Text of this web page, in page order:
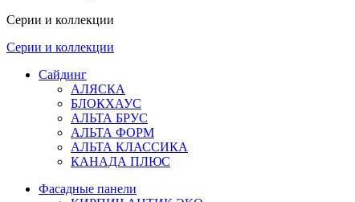
Серии и коллекции
Серии и коллекции
Сайдинг
АЛЯСКА
БЛОКХАУС
АЛЬТА БРУС
АЛЬТА ФОРМ
АЛЬТА КЛАССИКА
КАНАДА ПЛЮС
Фасадные панели